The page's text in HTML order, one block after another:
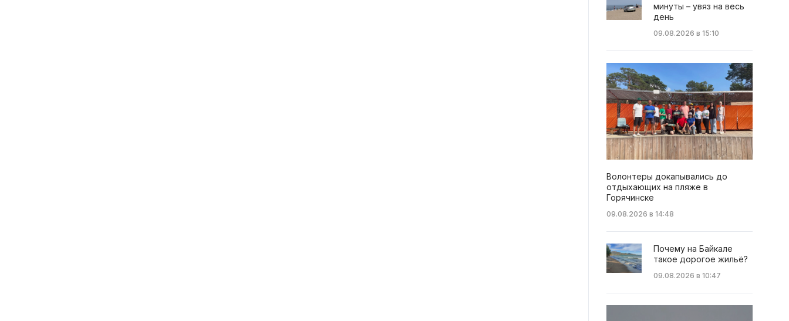
минуты – увяз на весь
день
09.08.2026 в 15:10
Волонтеры докапывались до
отдыхающих на пляже в
Горячинске
09.08.2026 в 14:48
Почему на Байкале
такое дорогое жильё?
09.08.2026 в 10:47